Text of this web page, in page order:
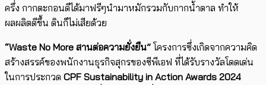
ครึ่ง กากตะกอนดีได้มาฟรีๆนำมาหมักรวมกับกากน้ำตาล ทำให้
ผลผลิตดีขึ้น ดินก็ไม่เสียด้วย
“Waste No More สานต่อความยั่งยืน” โครงการซึ่งเกิดจากความคิด
สร้างสรรค์ของพนักงานธุรกิจสุกรของซีพีเอฟ ที่ได้รับรางวัลโดดเด่น
ในการประกวด CPF Sustainability in Action Awards 2024